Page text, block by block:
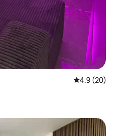
Calificación
4.9 (20)